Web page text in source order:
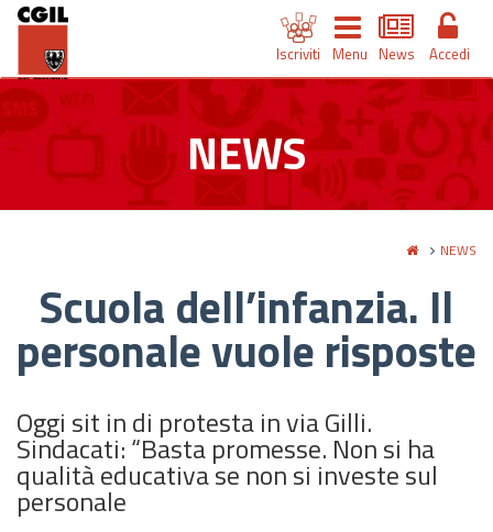
Iscriviti Menu News Accedi
NEWS
NEWS
Scuola dell’infanzia. Il
personale vuole risposte
Oggi sit in di protesta in via Gilli.
Sindacati: “Basta promesse. Non si ha
qualità educativa se non si investe sul
personale